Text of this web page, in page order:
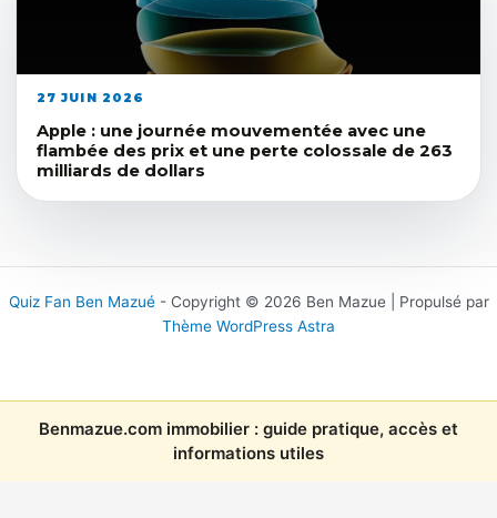
27 JUIN 2026
Apple : une journée mouvementée avec une
flambée des prix et une perte colossale de 263
milliards de dollars
Quiz Fan Ben Mazué- Copyright © 2026 Ben Mazue | Propulsé par
Thème WordPress Astra
Benmazue.com immobilier : guide pratique, accès et
informations utiles